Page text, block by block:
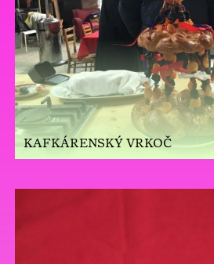
KAFKÁRENSKÝ VRKOČ